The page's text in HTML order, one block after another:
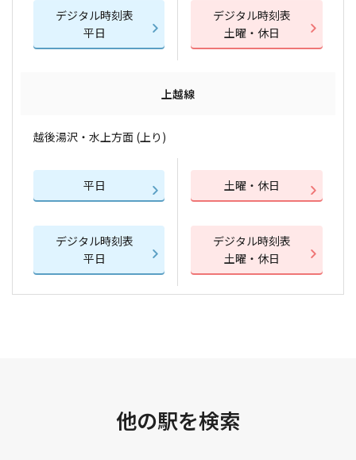
デジタル時刻表
平日
デジタル時刻表
土曜・休日
上越線
越後湯沢・水上方面 (上り)
平日 土曜・休日
デジタル時刻表
平日
デジタル時刻表
土曜・休日
他の駅を検索